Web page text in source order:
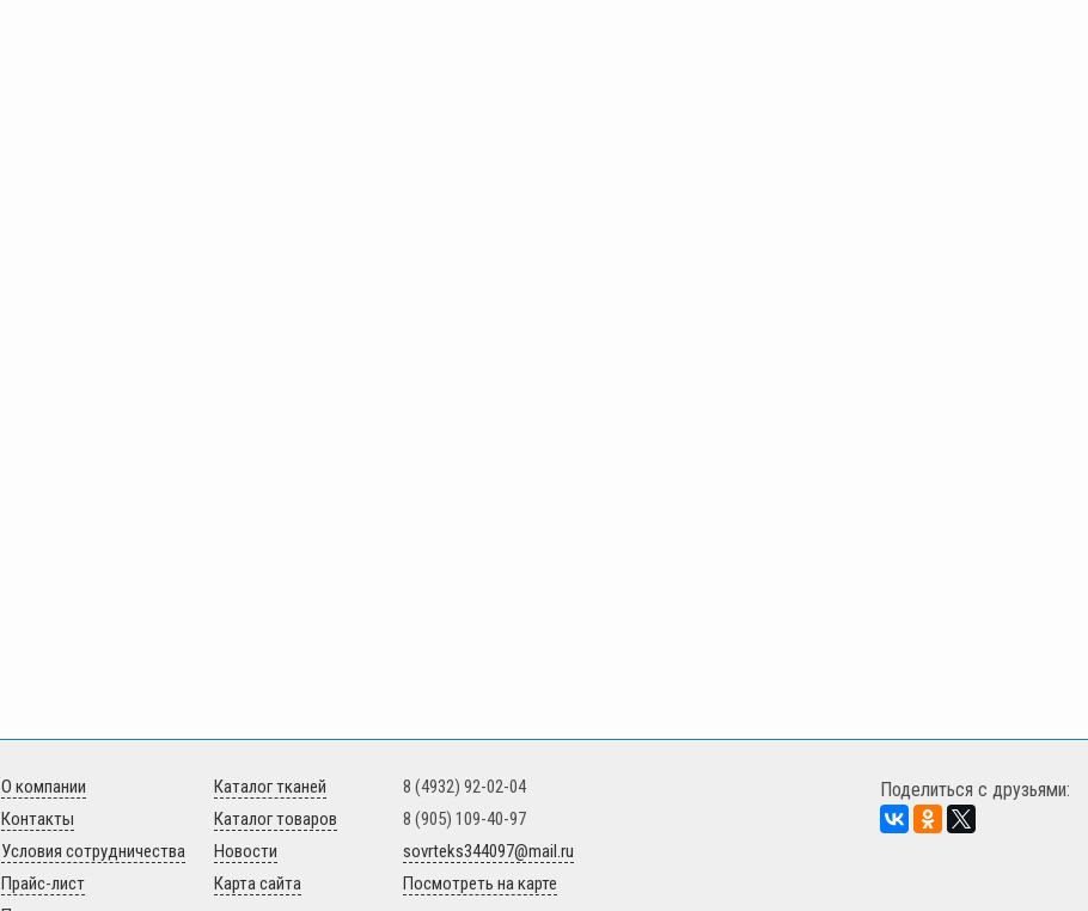
О компании
Контакты
Условия сотрудничества
Прайс-лист
Каталог тканей
Каталог товаров
Новости
Карта сайта
8 (4932) 92-02-04
8 (905) 109-40-97
sovrteks344097@mail.ru
Посмотреть на карте
Поделиться с друзьями: